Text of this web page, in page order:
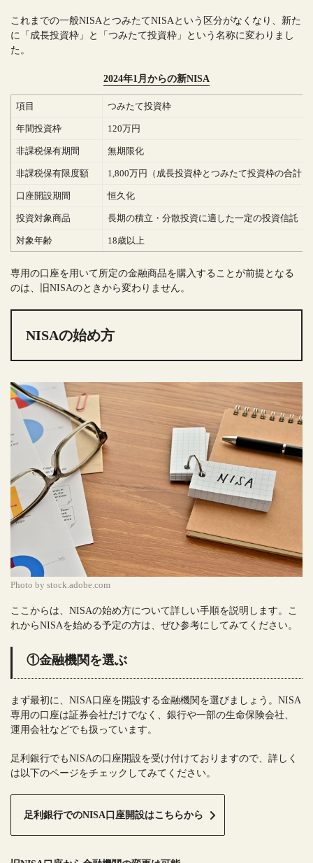
これまでの一般NISAとつみたてNISAという区分がなくなり、新た
に「成長投資枠」と「つみたて投資枠」という名称に変わりまし
た。
2024年1月からの新NISA
項目 つみたて投資枠
年間投資枠 120万円
非課税保有期間 無期限化
非課税保有限度額 1,800万円（成長投資枠とつみたて投資枠の合計）
口座開設期間 恒久化
投資対象商品 長期の積立・分散投資に適した一定の投資信託
対象年齢 18歳以上
専用の口座を用いて所定の金融商品を購入することが前提となる
のは、旧NISAのときから変わりません。
NISAの始め方
Photo by stock.adobe.com
ここからは、NISAの始め方について詳しい手順を説明します。こ
れからNISAを始める予定の方は、ぜひ参考にしてみてください。
①金融機関を選ぶ
まず最初に、NISA口座を開設する金融機関を選びましょう。NISA
専用の口座は証券会社だけでなく、銀行や一部の生命保険会社、
運用会社などでも扱っています。
足利銀行でもNISAの口座開設を受け付けておりますので、詳しく
は以下のページをチェックしてみてください。
足利銀行でのNISA口座開設はこちらから